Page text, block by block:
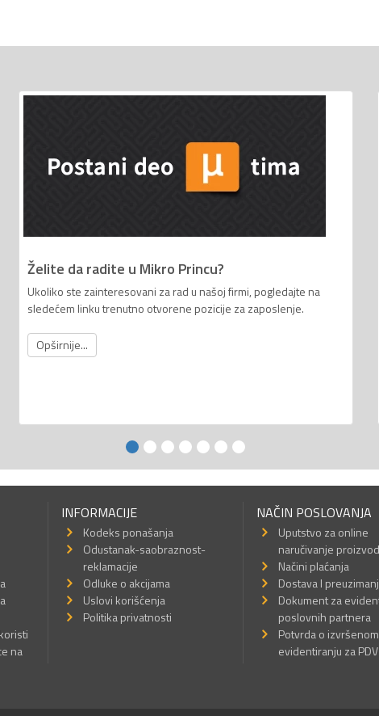
Želite da radite u Mikro Princu?
Ukoliko ste zainteresovani za rad u našoj firmi, pogledajte na
sledećem linku trenutno otvorene pozicije za zaposlenje.
Opširnije...
na
INFORMACIJE
Kodeks ponašanja
Odustanak-saobraznost-
reklamacije
Odluke o akcijama
Uslovi korišćenja
Politika privatnosti
NAČIN POSLOVANJA
Uputstvo za online
naručivanje
Načini plaćanja
Dostava I
Dokument za
poslovnih partnera
Potvrda o izvršenom
evidentiranju za PDV